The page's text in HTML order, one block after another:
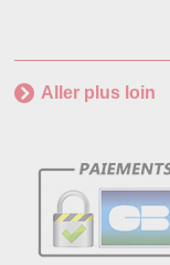
Aller plus loin